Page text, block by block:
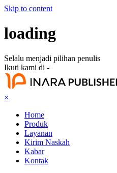
Skip to content
loading
Selalu menjadi pilihan penulis
Ikuti kami di -
×
Home
Produk
Layanan
Kirim Naskah
Kabar
Kontak